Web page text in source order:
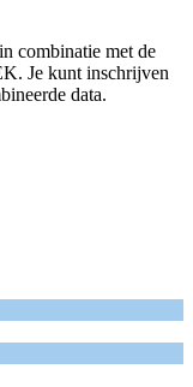
combinatie met de
Je kunt inschrijven
data.